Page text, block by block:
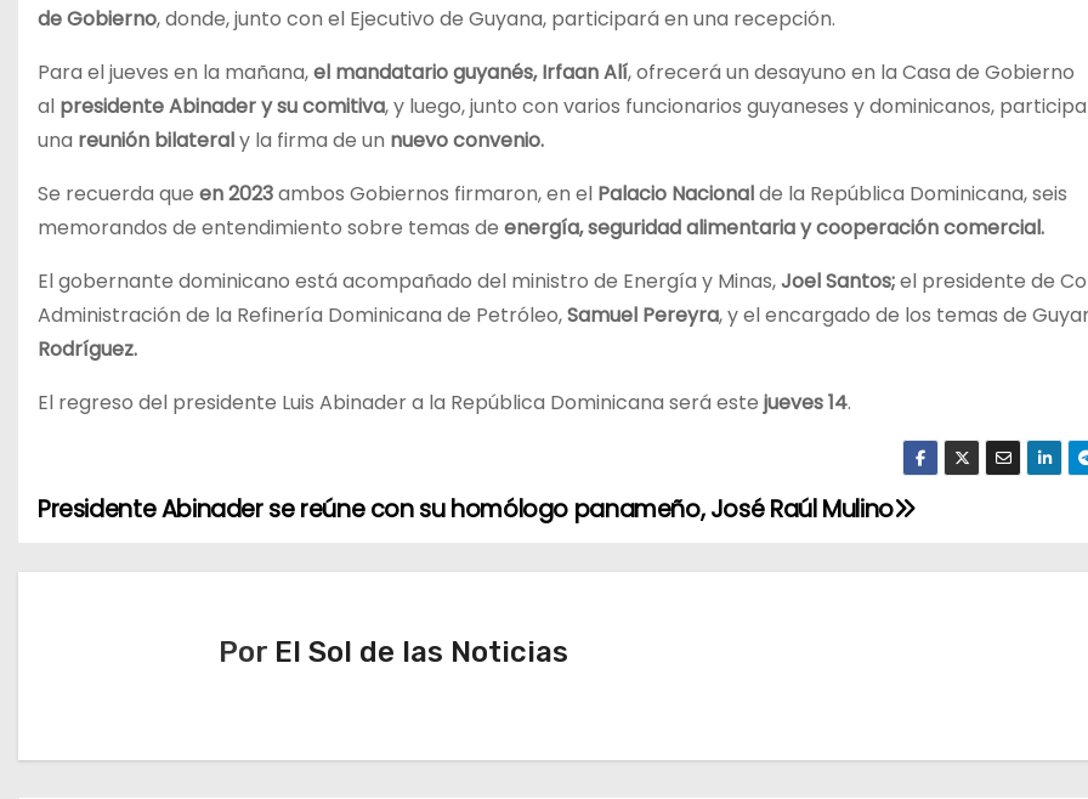
de Gobierno, donde, junto con el Ejecutivo de Guyana, participará en una recepción.
Para el jueves en la mañana,el mandatario guyanés, Irfaan Alí, ofrecerá un desayuno en la Casa de Gobierno
al presidente Abinader y su comitiva, y luego, junto con varios funcionarios guyaneses y dominicanos,
una reunión bilateraly la firma de un nuevo convenio.
Se recuerda que en 2023ambos Gobiernos firmaron, en el Palacio Nacionalde la República Dominicana, seis
memorandos de entendimiento sobre temas de energía, seguridad alimentaria y cooperación comercial.
El gobernante dominicano está acompañado del ministro de Energía y Minas,Joel Santos;el presidente de
Administración de la Refinería Dominicana de Petróleo,Samuel Pereyra, y el encargado de los temas de
Rodríguez.
El regreso del presidente Luis Abinader a la República Dominicana será este jueves 14.
N
a
a
Presidente Abinader se reúne con su homólogo panameño, José Raúl Mulino
Por El Sol de las Noticias